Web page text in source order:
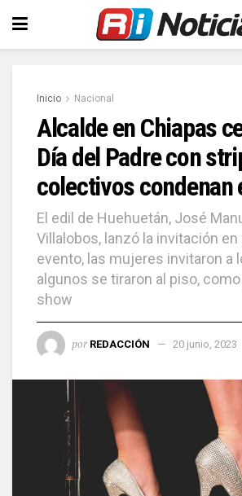
Inicio Nacional
Alcalde en Chiapas
Día del Padre con
colectivos condenan
El edil de Huehuetán, José
Villalobos, lanzó la invitación en
evento, las mujeres invitaron a
algunos se tiraron al piso,
show
por REDACCIÓN 20 junio, 2023